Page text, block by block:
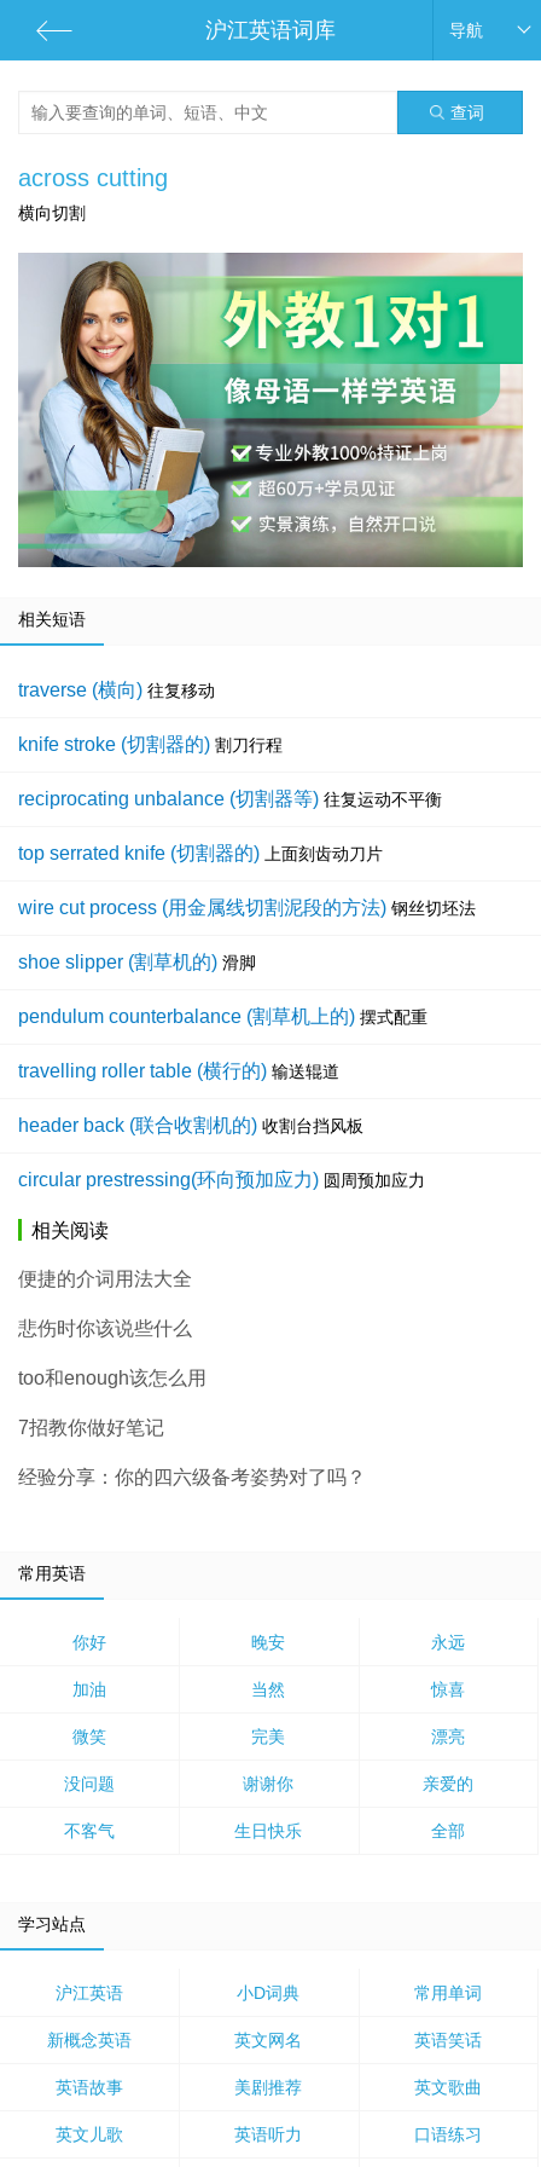
沪江英语词库 导航
查词
across cutting
横向切割
相关短语
traverse (横向) 往复移动
knife stroke (切割器的) 割刀行程
reciprocating unbalance (切割器等) 往复运动不平衡
top serrated knife (切割器的) 上面刻齿动刀片
wire cut process (用金属线切割泥段的方法) 钢丝切坯法
shoe slipper (割草机的) 滑脚
pendulum counterbalance (割草机上的) 摆式配重
travelling roller table (横行的) 输送辊道
header back (联合收割机的) 收割台挡风板
circular prestressing(环向预加应力) 圆周预加应力
相关阅读
便捷的介词用法大全
悲伤时你该说些什么
too和enough该怎么用
7招教你做好笔记
经验分享：你的四六级备考姿势对了吗？
常用英语
你好 晚安 永远
加油 当然 惊喜
微笑 完美 漂亮
没问题 谢谢你 亲爱的
不客气 生日快乐 全部
学习站点
沪江英语 小D词典 常用单词
新概念英语 英文网名 英语笑话
英语故事 美剧推荐 英文歌曲
英文儿歌 英语听力 口语练习